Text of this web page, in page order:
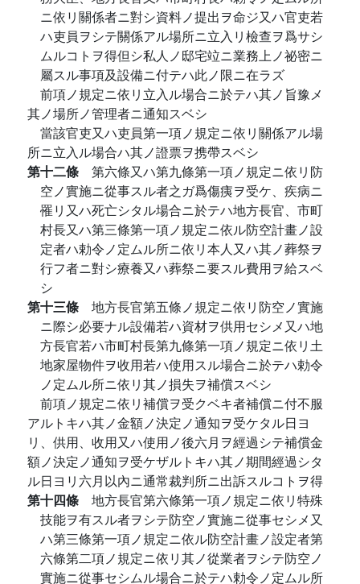
ニ依リ關係者ニ對シ資料ノ提出ヲ命ジ又ハ官吏若
ハ吏員ヲシテ關係アル場所ニ立入リ檢查ヲ爲サシ
ムルコトヲ得但シ私人ノ邸宅竝ニ業務上ノ祕密ニ
屬スル事項及設備ニ付テハ此ノ限ニ在ラズ
前項ノ規定ニ依リ立入ル場合ニ於テハ其ノ旨豫メ
其ノ場所ノ管理者ニ通知スベシ
當該官吏又ハ吏員第一項ノ規定ニ依リ關係アル場
所ニ立入ル場合ハ其ノ證票ヲ携帶スベシ
第十二條 第六條又ハ第九條第一項ノ規定ニ依リ防
空ノ實施ニ從事スル者之ガ爲傷痍ヲ受ケ、疾病ニ
罹リ又ハ死亡シタル場合ニ於テハ地方長官、市町
村長又ハ第三條第一項ノ規定ニ依ル防空計畫ノ設
定者ハ勅令ノ定ムル所ニ依リ本人又ハ其ノ葬祭ヲ
行フ者ニ對シ療養又ハ葬祭ニ要スル費用ヲ給スベ
シ
第十三條 地方長官第五條ノ規定ニ依リ防空ノ實施
ニ際シ必要ナル設備若ハ資材ヲ供用セシメ又ハ地
方長官若ハ市町村長第九條第一項ノ規定ニ依リ土
地家屋物件ヲ收用若ハ使用スル場合ニ於テハ勅令
ノ定ムル所ニ依リ其ノ損失ヲ補償スベシ
前項ノ規定ニ依リ補償ヲ受クベキ者補償ニ付不服
アルトキハ其ノ金額ノ決定ノ通知ヲ受ケタル日ヨ
リ、供用、收用又ハ使用ノ後六月ヲ經過シテ補償金
額ノ決定ノ通知ヲ受ケザルトキハ其ノ期間經過シタ
ル日ヨリ六月以內ニ通常裁判所ニ出訴スルコトヲ得
第十四條 地方長官第六條第一項ノ規定ニ依リ特殊
技能ヲ有スル者ヲシテ防空ノ實施ニ從事セシメ又
ハ第三條第一項ノ規定ニ依ル防空計畫ノ設定者第
六條第二項ノ規定ニ依リ其ノ從業者ヲシテ防空ノ
實施ニ從事セシムル場合ニ於テハ勅令ノ定ムル所